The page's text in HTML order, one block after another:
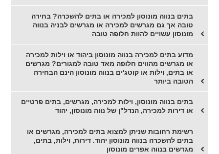
בתים בנווה מונוסון למכירה או בתים להשכרה? בחירה
טובה אך גם מגרשים למכירה או מגרשים לבניה בנווה
מונוסון עשויים להוות חלופה טובה
מדוע בתים למכירה בנווה מונוסון ביהוד או וילות למכירה
או מגרשים מהווים חלופה מאד טובה למגורים? מגרשים
או בתים, וילות או קוטג'ים בנווה מונוסון הינם הבחירה
הטובה ביותר
בתים בנווה מונוסון, וילות למכירה, מגרשים, בתים פרטיים
או דירות למכירה, הנדל"ן של נווה מונוסון, יהוד
רשימת רחובות שניתן למצוא בתים למכירה, מגרשים או
בתים להשכרה בנווה מונוסון יהוד. דירות, וילות, בתים,
מגרשים בנווה אפרים מונוסון